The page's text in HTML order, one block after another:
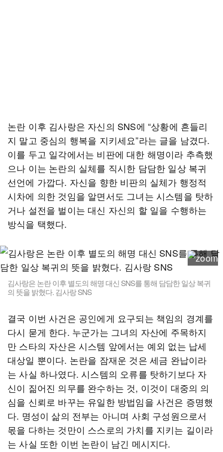
논란 이후 김사랑은 자신의 SNS에 “상황에 흔들리
지 말고 중심의 행복을 지키세요”라는 글을 남겼다.
이를 두고 일각에서는 비판에 대한 해명이라 추측했
으나 이는 논란의 실체를 직시한 담담한 일상 복귀
선언에 가깝다. 자신을 향한 비판의 실체가 행정적
시차에 의한 것임을 알면서도 그녀는 시스템을 탓하
거나 설전을 벌이는 대신 자신의 할 일을 수행하는
방식을 택했다.
김사랑은 논란 이후 별도의 해명 대신 SNS를 통해 담담한 일상 복귀
의 뜻을 밝혔다. 김사랑 SNS
결국 이번 사건은 공인에게 요구되는 책임의 경계를
다시 묻게 한다. 누군가는 그녀의 자산에 주목하지
만 스타의 자산은 시스템 앞에서는 예외 없는 납세
대상일 뿐이다. 논란을 잠재운 것은 세금 완납이라
는 사실 하나였다. 시스템의 오류를 탓하기보다 자
신이 짊어진 의무를 완수하는 것, 이것이 대중의 의
심을 신뢰로 바꾸는 유일한 방법임을 사건은 증명했
다. 명성이 삶의 전부는 아니며 사회 구성원으로서
몫을 다하는 것만이 스스로의 가치를 지키는 길이라
는 사실 또한 이번 논란이 남긴 메시지다.